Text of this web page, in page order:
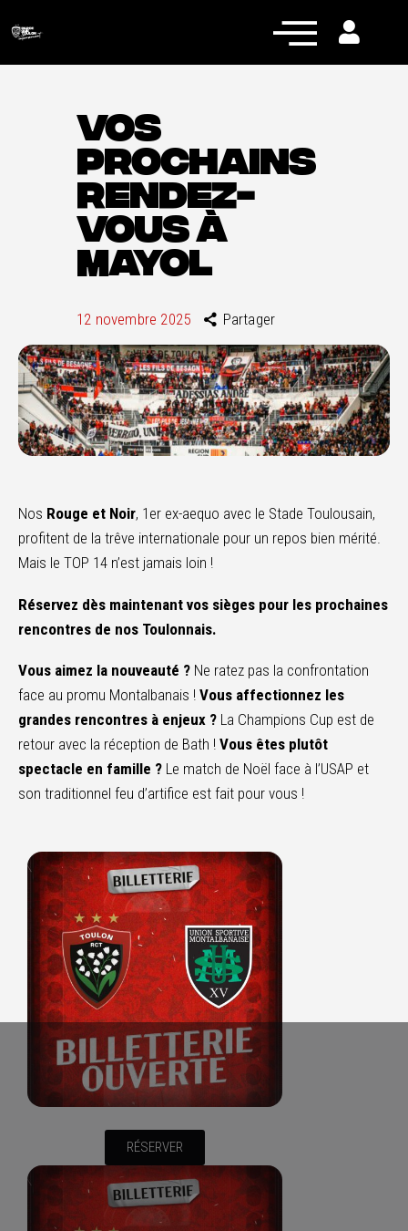
Actualités
Équipe pro
Nos équipes
Fan Zone
VOS
PROCHAINS
RENDEZ-
VOUS À
MAYOL
12 novembre 2025 Partager
Nos Rouge et Noir, 1er ex-aequo avec le Stade Toulousain,
profitent de la trêve internationale pour un repos bien mérité.
Mais le TOP 14 n’est jamais loin !
Réservez dès maintenant vos sièges pour les prochaines
rencontres de nos Toulonnais.
Vous aimez la nouveauté ? Ne ratez pas la confrontation
face au promu Montalbanais ! Vous affectionnez les
grandes rencontres à enjeux ? La Champions Cup est de
retour avec la réception de Bath ! Vous êtes plutôt
spectacle en famille ? Le match de Noël face à l’USAP et
son traditionnel feu d’artifice est fait pour vous !
RÉSERVER